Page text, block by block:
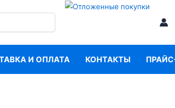
И ОПЛАТА КОНТАКТЫ